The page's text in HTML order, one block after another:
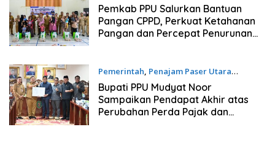
21/07/2026
Pemkab PPU Salurkan Bantuan
Pangan CPPD, Perkuat Ketahanan
Pangan dan Percepat Penurunan
Pemerintah, Penajam Paser Utara
21/07/2026
Bupati PPU Mudyat Noor
Sampaikan Pendapat Akhir atas
Perubahan Perda Pajak dan